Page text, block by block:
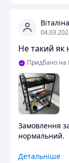
Не такий як
Придбано на
Замовлення
нормальний.
Переваги
Детальніше